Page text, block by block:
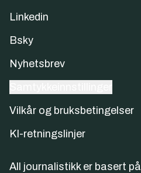
Linkedin
Bsky
Nyhetsbrev
Vilkår og bruksbetingelser
KI-retningslinjer
All journalistikk er basert på